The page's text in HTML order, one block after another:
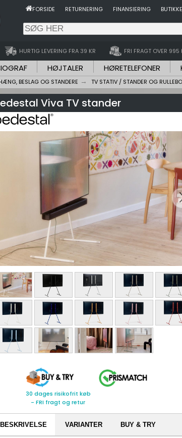
FORSIDE RETURNERING FINANSIERING
HURTIG LEVERING FRA 39 KR FRI FRAGT OVER 995
HØJTALER HØRETELEFONER
BESLAG OG STANDERE TV STATIV / STANDER OG
Viva TV stander
30 dages risikofrit køb
- FRI fragt og retur
BESKRIVELSE VARIANTER BUY & TRY